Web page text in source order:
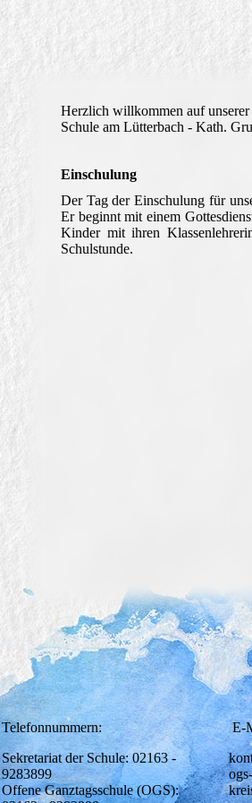
Herzlich willkommen auf unserer
Schule am Lütterbach - Kath.
Einschulung
Der Tag der Einschulung für
Er beginnt mit einem
Kinder mit ihren
Schulstunde.
Telefonnummern:
Sekretariat der Schule: 02163 -
9283899
Offene Ganztagsschule (OGS):
E-